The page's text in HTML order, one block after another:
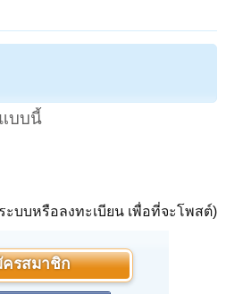
บบนี้
ะบบหรือลงทะเบียน เพื่อที่จะโพสต์)
รสมาชิก